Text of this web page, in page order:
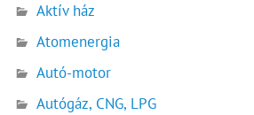
Aktív ház
Atomenergia
Autó-motor
Autógáz, CNG, LPG